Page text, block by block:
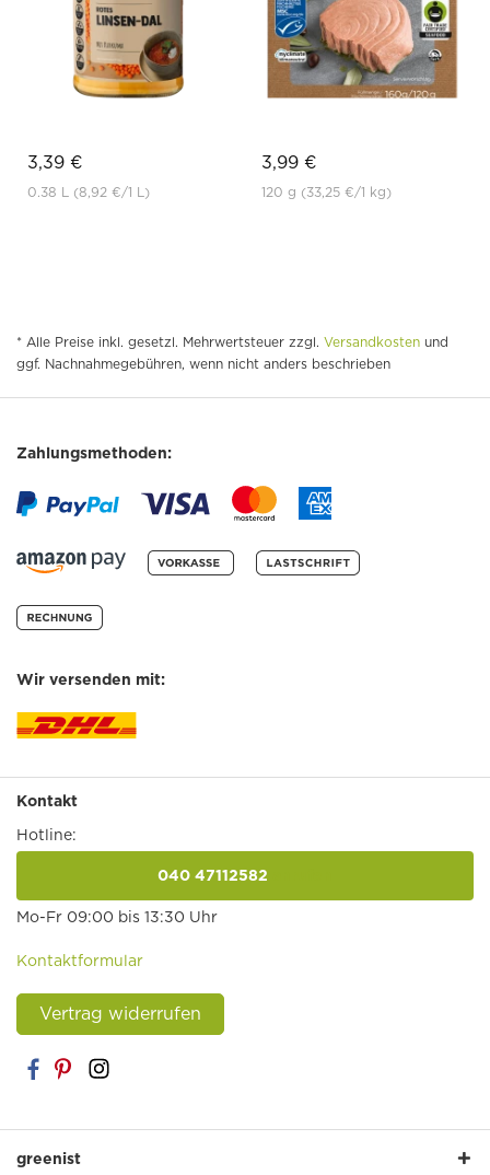
3,39 €
0.38 L (8,92 €/1 L)
3,99 €
120 g (33,25 €/1 kg)
* Alle Preise inkl. gesetzl. Mehrwertsteuer zzgl. Versandkosten und
ggf. Nachnahmegebühren, wenn nicht anders beschrieben
Zahlungsmethoden:
Wir versenden mit:
Kontakt
Hotline:
040 47112582
Mo-Fr 09:00 bis 13:30 Uhr
Kontaktformular
Vertrag widerrufen
greenist